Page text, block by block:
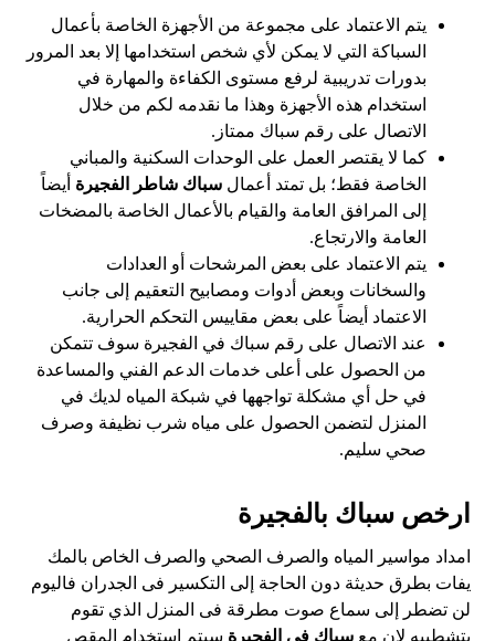
يتم الاعتماد على مجموعة من الأجهزة الخاصة بأعمال
السباكة التي لا يمكن لأي شخص استخدامها إلا بعد المرور
بدورات تدريبية لرفع مستوى الكفاءة والمهارة في
استخدام هذه الأجهزة وهذا ما نقدمه لكم من خلال
الاتصال على رقم سباك ممتاز.
كما لا يقتصر العمل على الوحدات السكنية والمباني
الخاصة فقط؛ بل تمتد أعمالسباك شاطر الفجيرة أيضاً
إلى المرافق العامة والقيام بالأعمال الخاصة بالمضخات
العامة والارتجاع.
يتم الاعتماد على بعض المرشحات أو العدادات
والسخانات وبعض أدوات ومصابيح التعقيم إلى جانب
الاعتماد أيضاً على بعض مقاييس التحكم الحرارية.
عند الاتصال على رقم سباك في الفجيرة سوف تتمكن
من الحصول على أعلى خدمات الدعم الفني والمساعدة
في حل أي مشكلة تواجهها في شبكة المياه لديك في
المنزل لتضمن الحصول على مياه شرب نظيفة وصرف
صحي سليم.
ارخص سباك بالفجيرة
امداد مواسير المياه والصرف الصحي والصرف الخاص بالمك
يفات بطرق حديثة دون الحاجة إلى التكسير فى الجدران فاليوم
لن تضطر إلى سماع صوت مطرقة فى المنزل الذي تقوم
بتشطيبه لان معسباك في الفجيرة سيتم استخدام المقص